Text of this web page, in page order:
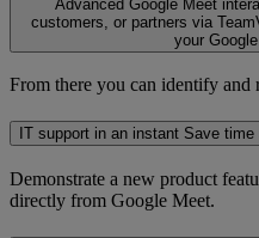
Advanced Google Meet
customers, or partners via
your
From there you can identify and
IT support in an instant Save time
Demonstrate a new product
directly from Google Meet.